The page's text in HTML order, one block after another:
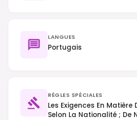
LANGUES
Portugais
RÈGLES SPÉCIALES
Les Exigences En Matière
Selon La Nationalité ; De